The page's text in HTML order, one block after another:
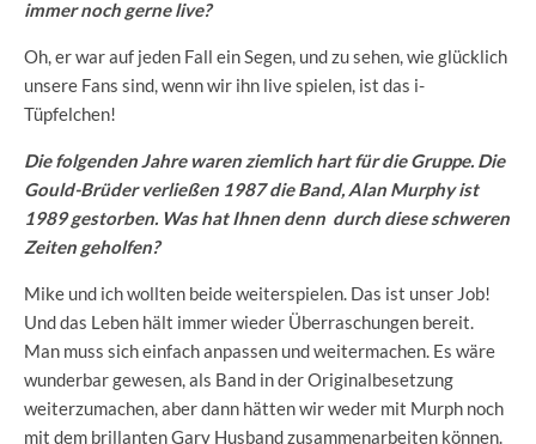
immer noch gerne live?
Oh, er war auf jeden Fall ein Segen, und zu sehen, wie glücklich
unsere Fans sind, wenn wir ihn live spielen, ist das i-
Tüpfelchen!
Die folgenden Jahre waren ziemlich hart für die Gruppe. Die
Gould-Brüder verließen 1987 die Band, Alan Murphy ist
1989 gestorben. Was hat Ihnen denn durch diese schweren
Zeiten geholfen?
Mike und ich wollten beide weiterspielen. Das ist unser Job!
Und das Leben hält immer wieder Überraschungen bereit.
Man muss sich einfach anpassen und weitermachen. Es wäre
wunderbar gewesen, als Band in der Originalbesetzung
weiterzumachen, aber dann hätten wir weder mit Murph noch
mit dem brillanten Gary Husband zusammenarbeiten können.